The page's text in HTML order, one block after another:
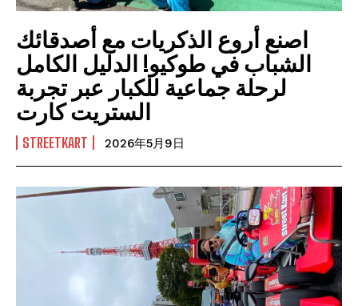
اصنع أروع الذكريات مع أصدقائك
الشباب في طوكيو! الدليل الكامل
لرحلة جماعية للكبار عبر تجربة
الستريت كارت
STREETKART 2026年5月9日